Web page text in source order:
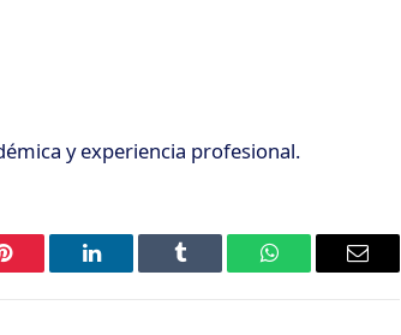
y experiencia profesional.
Pinterest LinkedIn Tumblr WhatsAppEmail